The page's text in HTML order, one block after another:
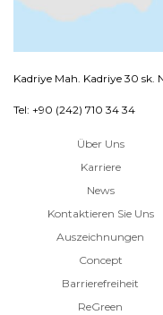
Kadriye Mah. Kadriye 30 sk.
Tel: +90 (242) 710 34 34
Über Uns
Karriere
News
Kontaktieren Sie Uns
Auszeichnungen
Concept
Barrierefreiheit
ReGreen